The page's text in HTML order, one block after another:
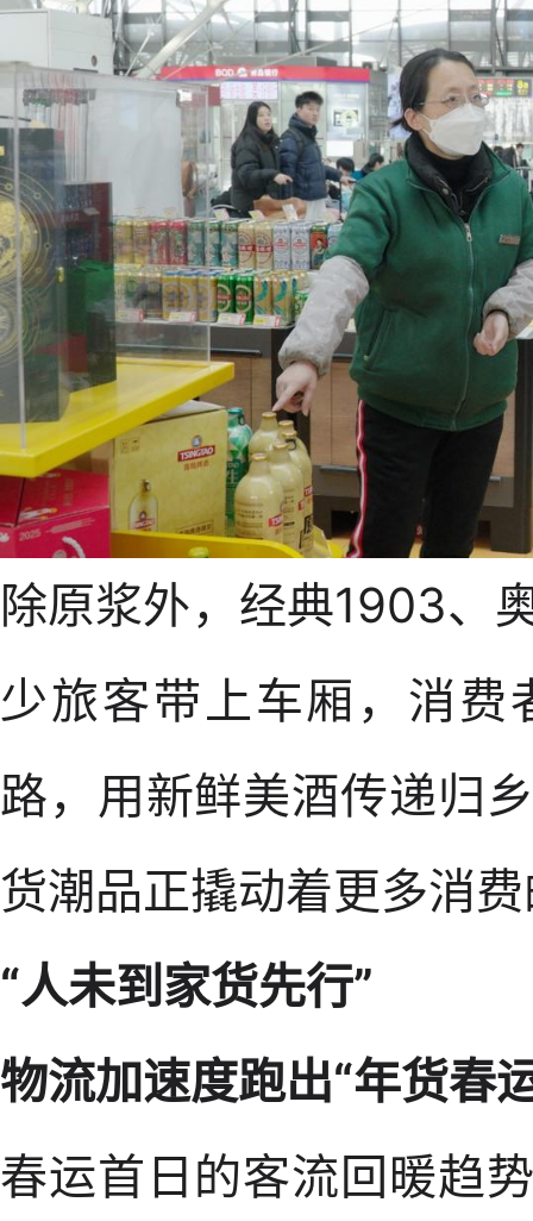
除原浆外，经典1903、
少旅客带上车厢，消
路，用新鲜美酒传递归
货潮品正撬动着更多消
“人未到家货先行”
物流加速度跑出“年货春
春运首日的客流回暖趋